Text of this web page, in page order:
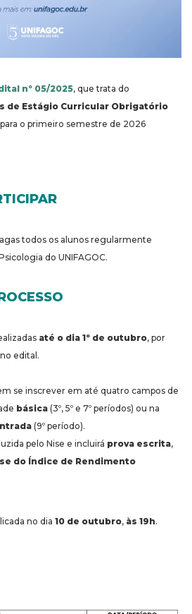
nº 05/2025, que trata do
de Estágio Curricular Obrigatório
para o primeiro semestre de 2026
todos os alunos regularmente
do UNIFAGOC.
até o dia 1º de outubro, por
edital.
se inscrever em até quatro campos de
básica (3º, 5º e 7º períodos) ou na
(9º período).
pelo Nise e incluirá prova escrita,
do Índice de Rendimento
no dia 10 de outubro, às 19h.